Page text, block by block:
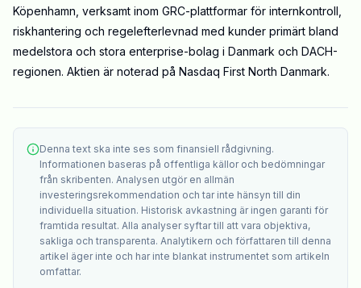
Köpenhamn, verksamt inom GRC-plattformar för internkontroll,
riskhantering och regelefterlevnad med kunder primärt bland
medelstora och stora enterprise-bolag i Danmark och DACH-
regionen. Aktien är noterad på Nasdaq First North Danmark.
Denna text ska inte ses som finansiell rådgivning.
Informationen baseras på offentliga källor och bedömningar
från skribenten. Analysen utgör en allmän
investeringsrekommendation och tar inte hänsyn till din
individuella situation. Historisk avkastning är ingen garanti för
framtida resultat. Alla analyser syftar till att vara objektiva,
sakliga och transparenta. Analytikern och författaren till denna
artikel äger inte och har inte blankat instrumentet som artikeln
omfattar.